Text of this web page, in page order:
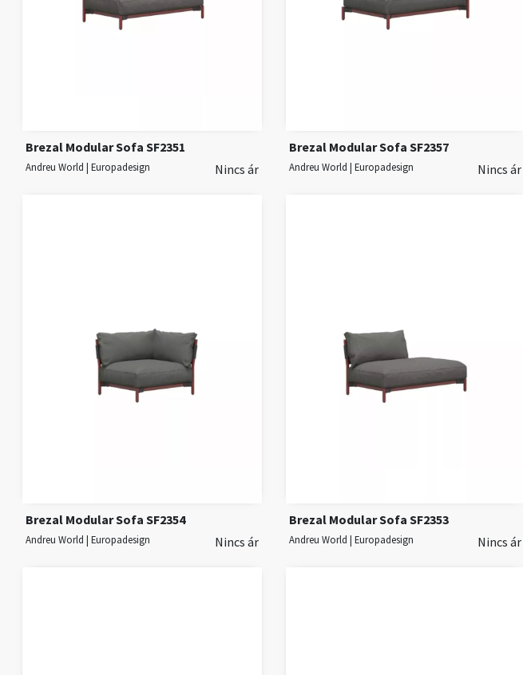
Brezal Modular Sofa SF2351
Andreu World | Europadesign Nincs ár
Brezal Modular Sofa SF2357
Andreu World | Europadesign Nincs ár
Brezal Modular Sofa SF2354
Andreu World | Europadesign Nincs ár
Brezal Modular Sofa SF2353
Andreu World | Europadesign Nincs ár